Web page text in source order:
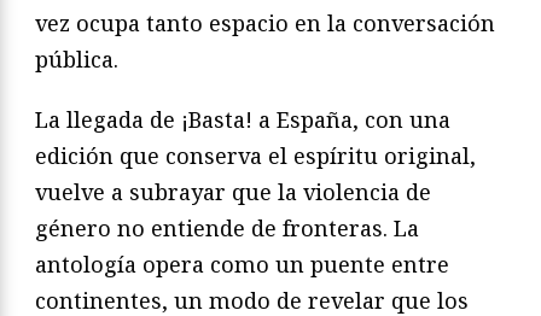
vez ocupa tanto espacio en la conversación
pública.
La llegada de ¡Basta! a España, con una
edición que conserva el espíritu original,
vuelve a subrayar que la violencia de
género no entiende de fronteras. La
antología opera como un puente entre
continentes, un modo de revelar que los